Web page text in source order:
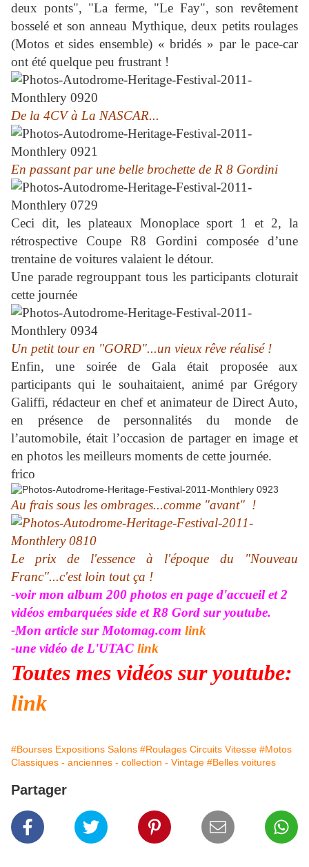
deux ponts", "La ferme, "Le Fay", son revêtement
bosselé et son anneau Mythique, deux petits roulages
(Motos et sides ensemble) « bridés » par le pace-car
ont été quelque peu frustrant !
De la 4CV à La NASCAR...
En passant par une belle brochette de R 8 Gordini
Ceci dit, les plateaux Monoplace sport 1 et 2, la
rétrospective Coupe R8 Gordini composée d’une
trentaine de voitures valaient le détour.
Une parade regrouppant tous les participants cloturait
cette journée
Un petit tour en "GORD"...un vieux rêve réalisé !
Enfin, une soirée de Gala était proposée aux
participants qui le souhaitaient, animé par Grégory
Galiffi, rédacteur en chef et animateur de Direct Auto,
en présence de personnalités du monde de
l’automobile, était l’occasion de partager en image et
en photos les meilleurs moments de cette journée.
frico
Au frais sous les ombrages...comme "avant" !
Le prix de l'essence à l'époque du "Nouveau
Franc"...c'est loin tout ça !
-voir mon album 200 photos en page d'accueil et 2
vidéos embarquées side et R8 Gord sur youtube.
-Mon article sur Motomag.com link
-une vidéo de L'UTAC link
Toutes mes vidéos sur youtube:
link
#Bourses Expositions Salons #Roulages Circuits Vitesse #Motos
Classiques - anciennes - collection - Vintage #Belles voitures
Partager